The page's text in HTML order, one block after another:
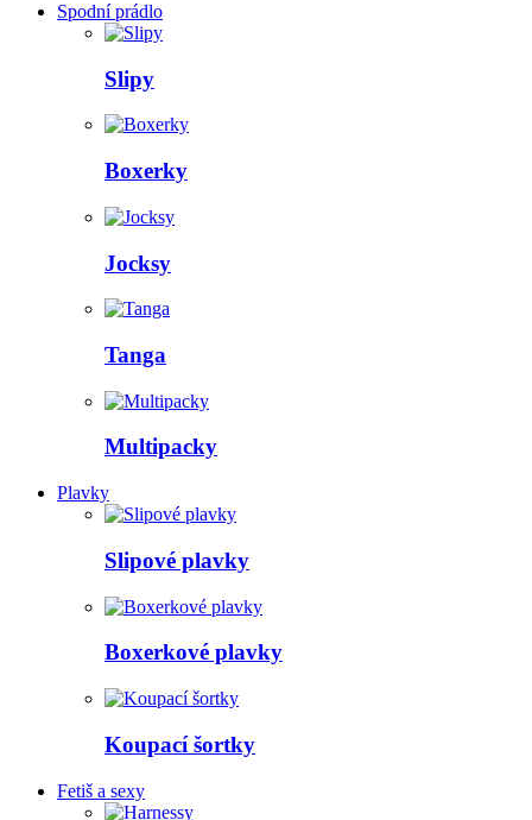
Spodní prádlo
Slipy
Boxerky
Jocksy
Tanga
Multipacky
Plavky
Slipové plavky
Boxerkové plavky
Koupací šortky
Fetiš a sexy